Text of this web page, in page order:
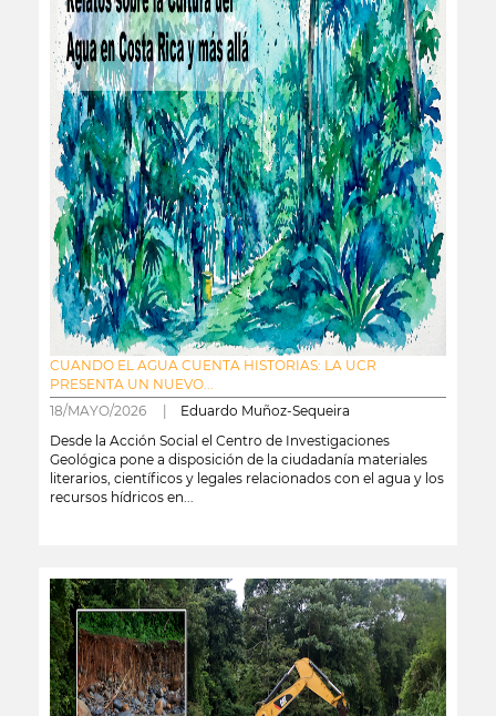
CUANDO EL AGUA CUENTA HISTORIAS: LA UCR
PRESENTA UN NUEVO...
18/MAYO/2026 | Eduardo Muñoz-Sequeira
Desde la Acción Social el Centro de Investigaciones
Geológica pone a disposición de la ciudadanía materiales
literarios, científicos y legales relacionados con el agua y los
recursos hídricos en...